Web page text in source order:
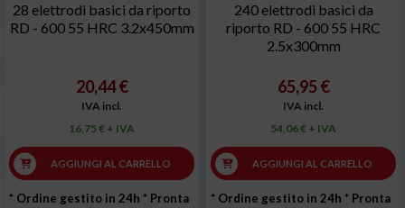
28 elettrodi basici da riporto
RD - 600 55 HRC 3.2x450mm
20,44 €
IVA incl.
16,75 € + IVA
AGGIUNGI AL CARRELLO
* Ordine gestito in 24h * Pronta
240 elettrodi basici da
riporto RD - 600 55 HRC
2.5x300mm
65,95 €
IVA incl.
54,06 € + IVA
AGGIUNGI AL CARRELLO
* Ordine gestito in 24h * Pronta